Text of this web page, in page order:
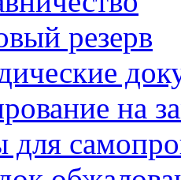
резерв
на
для